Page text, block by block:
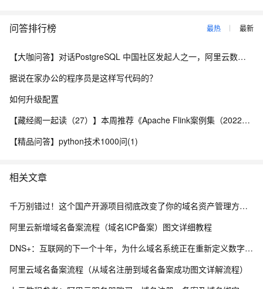
问答排行榜 最热 最新
【大咖问答】对话PostgreSQL 中国社区发起人之一，阿里云数据库高级专家 德哥
据说在家办公的程序员是这样写代码的？
如何升级配置
【藏经阁一起读（27）】本周推荐《Apache Flink案例集（2022版）》，你有哪些心得？
【精品问答】python技术1000问(1)
相关文章
千万别错过！这个国产开源项目彻底改变了你的域名资产管理方式，收藏它相当于多一个安全专家！
阿里云新增域名备案流程（域名ICP备案）图文详细教程
DNS+：互联网的下一个十年，为什么域名系统正在重新定义数字生态？ ——解读《“DNS+”发展白皮书（2023）》
阿里云域名备案流程（从域名注册到域名备案成功图文详解流程）